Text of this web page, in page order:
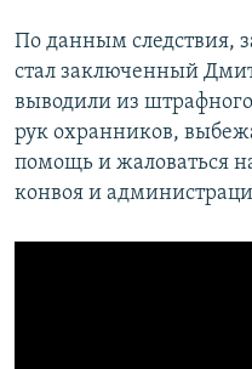
По данным следствия,
стал заключенный
выводили из
рук охранников,
помощь и жаловаться
конвоя и